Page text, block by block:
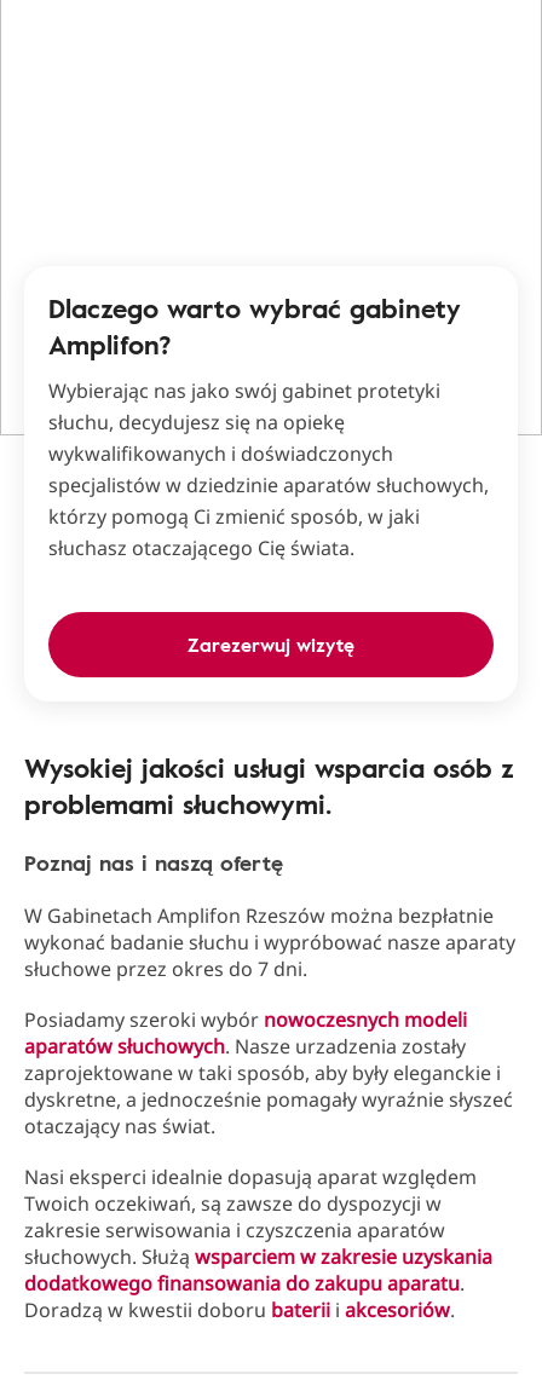
Dlaczego warto wybrać gabinety
Amplifon?
Wybierając nas jako swój gabinet protetyki
słuchu, decydujesz się na opiekę
wykwalifikowanych i doświadczonych
specjalistów w dziedzinie aparatów słuchowych,
którzy pomogą Ci zmienić sposób, w jaki
słuchasz otaczającego Cię świata.
Zarezerwuj wizytę
Wysokiej jakości usługi wsparcia osób z
problemami słuchowymi.
Poznaj nas i naszą ofertę
W Gabinetach Amplifon Rzeszów można bezpłatnie
wykonać badanie słuchu i wypróbować nasze aparaty
słuchowe przez okres do 7 dni.
Posiadamy szeroki wybór nowoczesnych modeli
aparatów słuchowych. Nasze urzadzenia zostały
zaprojektowane w taki sposób, aby były eleganckie i
dyskretne, a jednocześnie pomagały wyraźnie słyszeć
otaczający nas świat.
Nasi eksperci idealnie dopasują aparat względem
Twoich oczekiwań, są zawsze do dyspozycji w
zakresie serwisowania i czyszczenia aparatów
słuchowych. Służą wsparciem w zakresie uzyskania
dodatkowego finansowania do zakupu aparatu.
Doradzą w kwestii doboru baterii i akcesoriów.